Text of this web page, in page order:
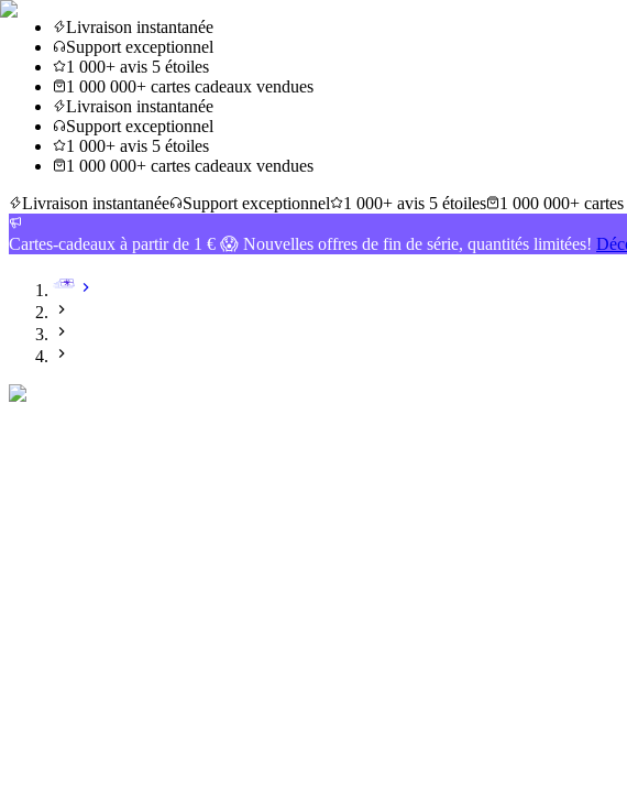
Livraison instantanée
Support exceptionnel
1 000+ avis 5 étoiles
1 000 000+ cartes cadeaux vendues
Livraison instantanée
Support exceptionnel
1 000+ avis 5 étoiles
1 000 000+ cartes cadeaux vendues
Livraison instantanée
Support exceptionnel 1 000+ avis 5 étoiles 1 000 000+
Cartes-cadeaux à partir de 1 € 😱 Nouvelles offres de fin de série, quantités limitées!